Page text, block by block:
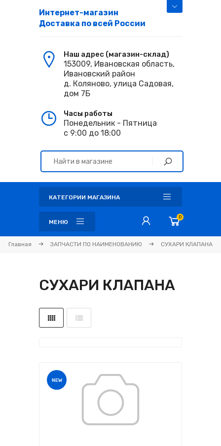
Интернет-магазин
Доставка по всей России
Наш адрес (магазин-склад)
153009, Ивановская область,
Ивановский район
д. Коляново, улица Садовая,
дом 7Б
Часы работы
Понедельник - Пятница
с 9:00 до 18:00
КАТЕГОРИИ МАГАЗИНА
МЕНЮ
0
Главная ЗАПЧАСТИ ПО НАИМЕНОВАНИЮ СУХАРИ КЛАПАНА
СУХАРИ КЛАПАНА
NEW